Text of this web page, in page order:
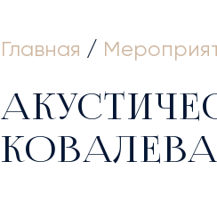
ГЛАВНАЯ
Главная /
КОВАЛЕВА